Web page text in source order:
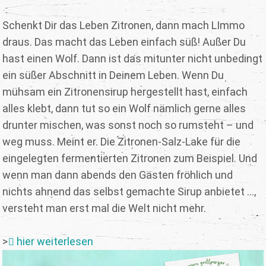
Schenkt Dir das Leben Zitronen, dann mach LImmo
draus. Das macht das Leben einfach süß! Außer Du
hast einen Wolf. Dann ist das mitunter nicht unbedingt
ein süßer Abschnitt in Deinem Leben. Wenn Du
mühsam ein Zitronensirup hergestellt hast, einfach
alles klebt, dann tut so ein Wolf nämlich gerne alles
drunter mischen, was sonst noch so rumsteht – und
weg muss. Meint er. Die Zitronen-Salz-Lake für die
eingelegten fermentierten Zitronen zum Beispiel. Und
wenn man dann abends den Gästen fröhlich und
nichts ahnend das selbst gemachte Sirup anbietet ...,
versteht man erst mal die Welt nicht mehr.
> hier weiterlesen